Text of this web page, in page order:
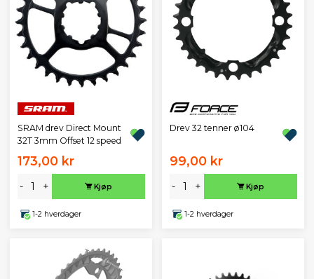
SRAM drev Direct Mount
32T 3mm Offset 12 speed
173,00 kr
- + Kjøp
1-2 hverdager
Drev 32 tenner ø104
99,00 kr
- + Kjøp
1-2 hverdager